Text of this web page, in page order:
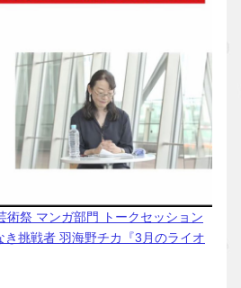
術祭 マンガ部門 トークセッション
き挑戦者 羽海野チカ『3月のライオ